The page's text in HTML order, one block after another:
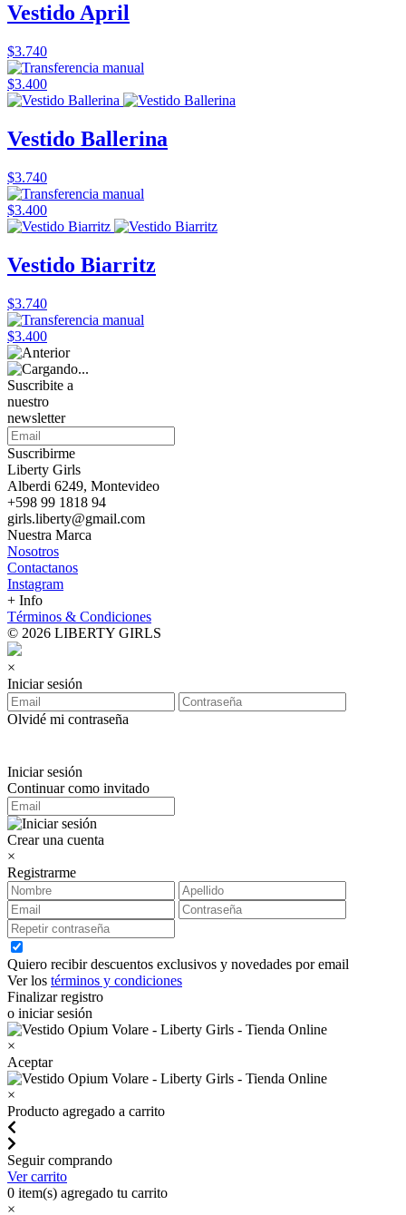
Vestido April
$3.740
$3.400
Vestido Ballerina
$3.740
$3.400
Vestido Biarritz
$3.740
$3.400
Suscribite a
nuestro
newsletter
Suscribirme
Liberty Girls
Alberdi 6249, Montevideo
+598 99 1818 94
girls.liberty@gmail.com
Nuestra Marca
Nosotros
Contactanos
Instagram
+ Info
Términos & Condiciones
© 2026 LIBERTY GIRLS
×
Iniciar sesión
Olvidé mi contraseña
Iniciar sesión
Continuar como invitado
Crear una cuenta
×
Registrarme
Quiero recibir descuentos exclusivos y novedades por email
Ver los términos y condiciones
Finalizar registro
o iniciar sesión
×
Aceptar
×
Producto agregado a carrito
Seguir comprando
Ver carrito
0 item(s) agregado tu carrito
×